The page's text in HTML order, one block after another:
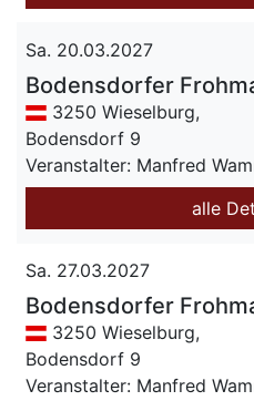
Sa. 20.03.2027
Bodensdorfer
3250 Wieselburg,
Bodensdorf 9
Veranstalter: Manfred
alle
Sa. 27.03.2027
Bodensdorfer
3250 Wieselburg,
Bodensdorf 9
Veranstalter: Manfred